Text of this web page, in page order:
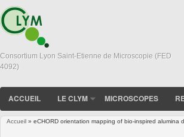
Consortium Lyon Saint-Etienne de Microscopie (FED
4092)
ACCUEIL LE CLYM MICROSCOPES
Accueil » eCHORD orientation mapping of bio-inspired alumina